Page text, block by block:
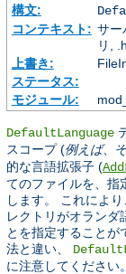
構文:
コンテキスト: サー
リ,
上書き:
ステータス:
モジュール:
DefaultLanguage
スコープ (例えば、
的な言語拡張子 (
てのファイルを、指
します。 これによ
レクトリがオランダ
とを指定することが
法と違い、
に注意してください。